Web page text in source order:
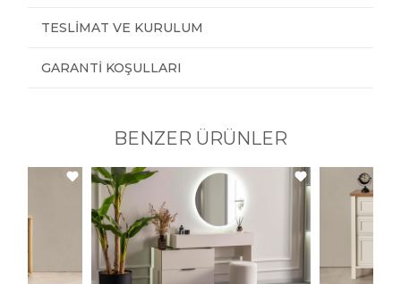
TESLIMAT VE KURULUM
GARANTI KOŞULLARI
BENZER ÜRÜNLER